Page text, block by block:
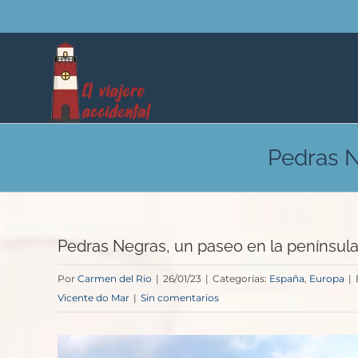
al
contenido
Pedras
Pedras Negras, un paseo en la
Por Carmen del Rio | 26/01/23 | Categorías: España, Europa |
Vicente do Mar | Sin comentarios
Ver